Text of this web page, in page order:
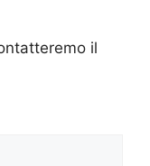
il